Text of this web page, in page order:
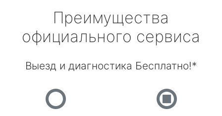
Преимущества
официального сервиса
Выезд и диагностика Бесплатно!*